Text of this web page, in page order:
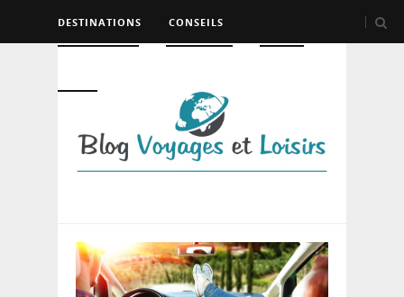
DESTINATIONS CONSEILS